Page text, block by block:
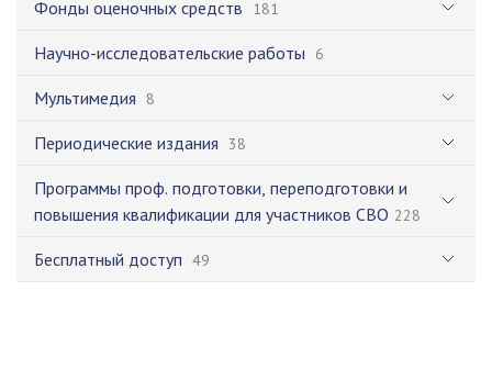
Фонды оценочных средств 181
Научно-исследовательские работы 6
Мультимедия 8
Периодические издания 38
Программы проф. подготовки, переподготовки и
повышения квалификации для участников СВО 228
Бесплатный доступ 49